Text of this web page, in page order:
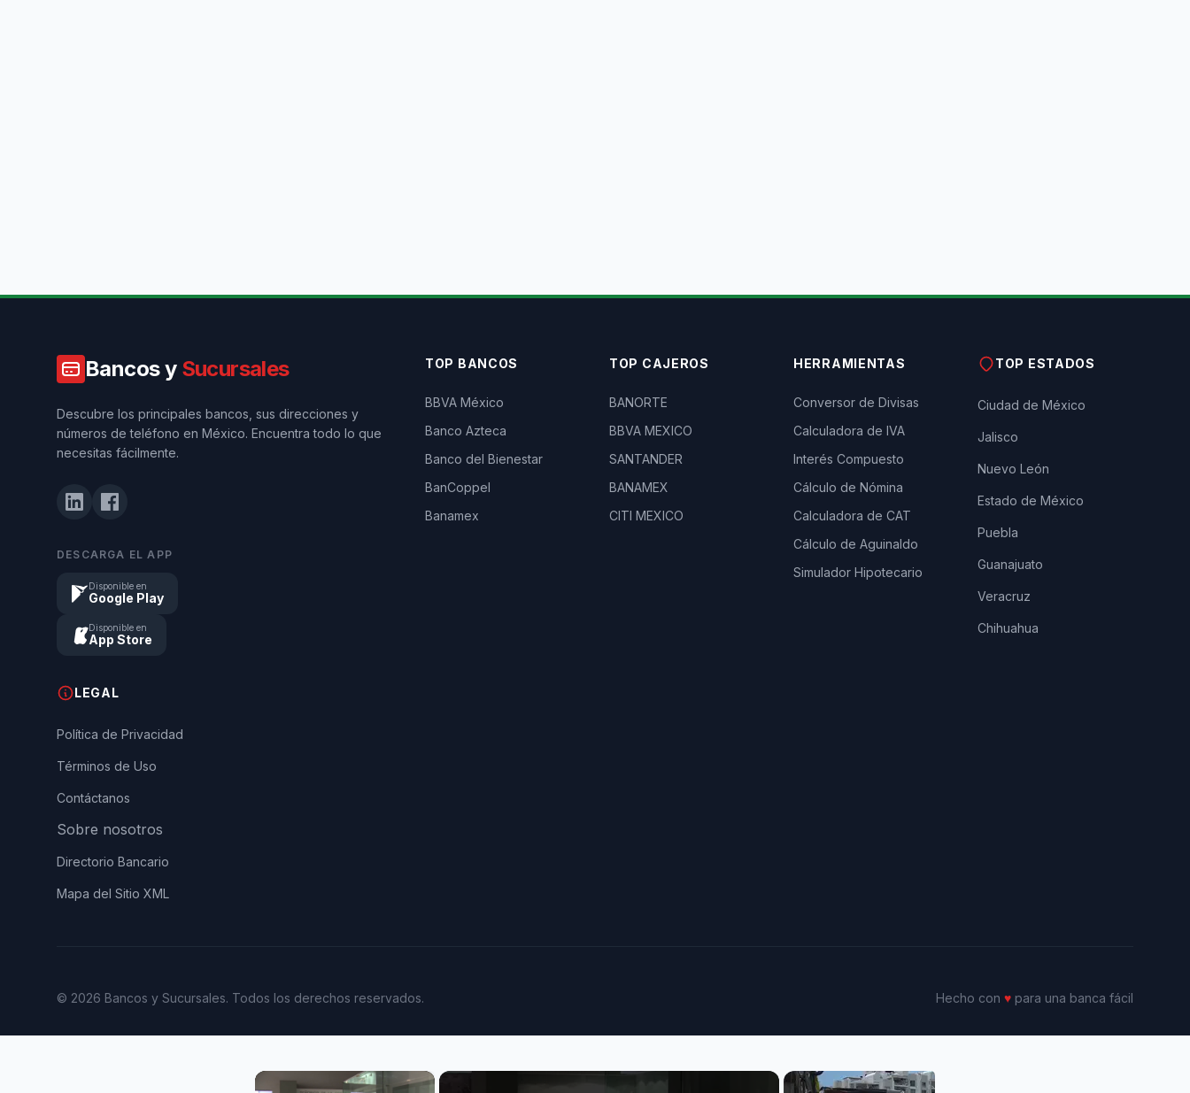
Bancos y Sucursales
Descubre los principales bancos, sus direcciones y
números de teléfono en México. Encuentra todo lo que
necesitas fácilmente.
DESCARGA EL APP
Disponible en
Google Play
Disponible en
App Store
TOP BANCOS
BBVA México
Banco Azteca
Banco del Bienestar
BanCoppel
Banamex
TOP CAJEROS
BANORTE
BBVA MEXICO
SANTANDER
BANAMEX
CITI MEXICO
HERRAMIENTAS
Conversor de Divisas
Calculadora de IVA
Interés Compuesto
Cálculo de Nómina
Calculadora de CAT
Cálculo de Aguinaldo
Simulador Hipotecario
TOP ESTADOS
Ciudad de México
Jalisco
Nuevo León
Estado de México
Puebla
Guanajuato
Veracruz
Chihuahua
LEGAL
Política de Privacidad
Términos de Uso
Contáctanos
Sobre nosotros
Directorio Bancario
Mapa del Sitio XML
© 2026 Bancos y Sucursales. Todos los derechos reservados. Hecho con ♥ para una banca fácil
×